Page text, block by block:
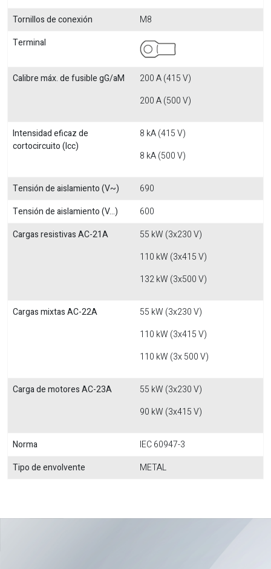
Tornillos de conexión
M8
Terminal
Calibre máx. de fusible gG/aM
200 A (415 V)
200 A (500 V)
Intensidad eficaz de
cortocircuito (Icc)
8 kA (415 V)
8 kA (500 V)
Tensión de aislamiento (V~)
690
Tensión de aislamiento (V...)
600
Cargas resistivas AC-21A
55 kW (3x230 V)
110 kW (3x415 V)
132 kW (3x500 V)
Cargas mixtas AC-22A
55 kW (3x230 V)
110 kW (3x415 V)
110 kW (3x 500 V)
Carga de motores AC-23A
55 kW (3x230 V)
90 kW (3x415 V)
Norma
IEC 60947-3
Tipo de envolvente
METAL